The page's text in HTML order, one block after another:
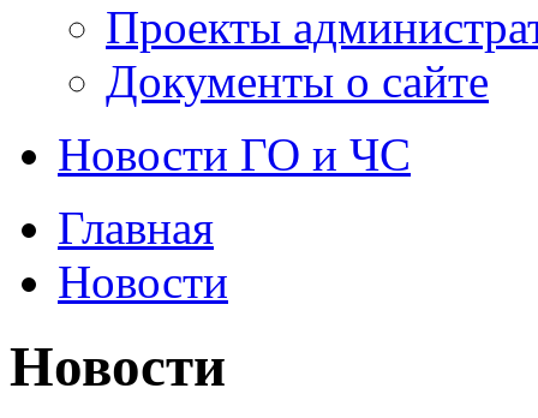
Проекты
Документы о сайте
Новости ГО и ЧС
Главная
Новости
Новости